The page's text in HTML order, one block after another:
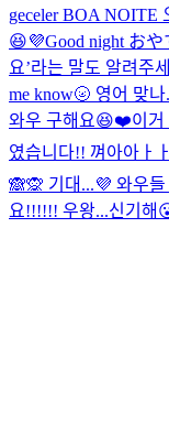
geceler BOA NOITE
😆💜Good night お
요’라는 말도 알려주
me know🌝 영어 맞나
와우 구해요😆❤️이거
였습니다!! 껴아아ㅏ
🙈🙊 기대...💜 와우들
요!!!!!! 우왕...신기해